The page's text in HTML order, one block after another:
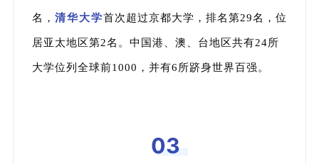
名， 清华大学首次超过京都大学，排名第29名，位
居亚太地区第2名。 中国港、澳、台地区共有24所
大学位列全球前1000， 并有6所跻身世界百强。
03